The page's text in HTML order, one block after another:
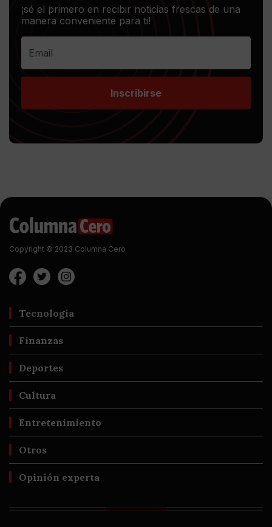
¡sé el primero en recibir noticias frescas de una
manera conveniente para ti!
Inscribirse
Copyright © 2023 Columna Cero
Tecnología
Finanzas
Deportes
Cultura
Entretenimiento
Otros
Opinión experta